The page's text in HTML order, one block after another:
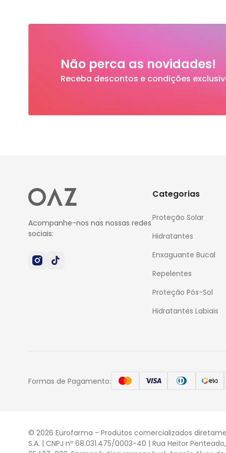
Não perca as novidades!
Receba descontos e condições
Acompanhe-nos nas nossas redes
sociais:
Categorias
Proteção Solar
Hidratantes
Enxaguante Bucal
Repelentes
Proteção Pós-Sol
Hidratantes Labiais
Formas de Pagamento:
© 2026 Eurofarma - Produtos comercializados
S.A. | CNPJ nº 68.031.475/0003-40 | Rua Heitor